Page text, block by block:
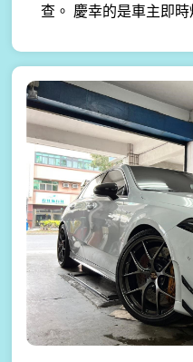
查。 慶幸的是車主即